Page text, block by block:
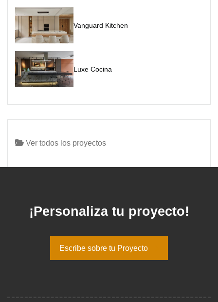
Vanguard Kitchen
Luxe Cocina
Ver todos los proyectos
¡Personaliza tu proyecto!
Escribe sobre tu Proyecto
Escribe sobre tu Proyecto